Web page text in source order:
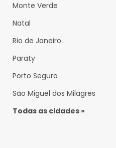
Monte Verde
Natal
Rio de Janeiro
Paraty
Porto Seguro
São Miguel dos Milagres
Todas as cidades »